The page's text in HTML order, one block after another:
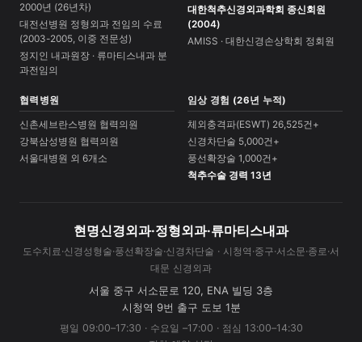
2000년 (26년차)
대전선병원 정형외과 전임의 수료
(2003-2005, 이중 전문성)
정지인 내과원장 · 류마티스내과 분
과전임의
대한척추신경외과학회 종신회원
(2004)
AMISS · 대한신경손상학회 정회원
협력병원
신촌세브란스병원 협력의원
강북삼성병원 협력의원
서울대병원 외 6개소
임상 경험 (26년 누적)
체외충격파(ESWT) 26,525건+
신경차단술 5,000건+
풍선확장술 1,000건+
척추수술 경력 13년
현명신경외과·정형외과·류마티스내과
도수치료·신경성형술·풍선확장술·신경차단술 · 시청역·중구·서소문·종로·서
대문 신경외과
서울 중구 서소문로 120, ENA 빌딩 3층
시청역 9번 출구 도보 1분
평일 09:00–17:30 · 수요일 –17:00 · 점심 13:00–14:30